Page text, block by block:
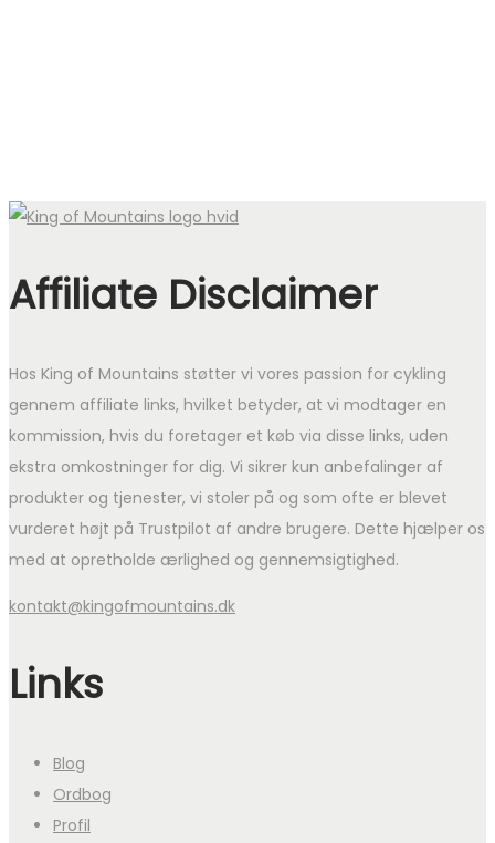
Affiliate Disclaimer
Hos King of Mountains støtter vi vores passion for cykling
gennem affiliate links, hvilket betyder, at vi modtager en
kommission, hvis du foretager et køb via disse links, uden
ekstra omkostninger for dig. Vi sikrer kun anbefalinger af
produkter og tjenester, vi stoler på og som ofte er blevet
vurderet højt på Trustpilot af andre brugere. Dette hjælper os
med at opretholde ærlighed og gennemsigtighed.
kontakt@kingofmountains.dk
Links
Blog
Ordbog
Profil